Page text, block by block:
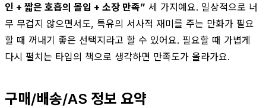
인 + 짧은 호흡의 몰입 + 소장 만족” 세 가지예요. 일상적으로 너
무 무겁지 않으면서도, 특유의 서사적 재미를 주는 만화가 필요
할 때 꺼내기 좋은 선택지라고 할 수 있어요. 필요할 때 가볍게
다시 펼치는 타입의 책으로 생각하면 만족도가 올라가요.
구매/배송/AS 정보 요약